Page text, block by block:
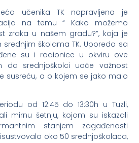
učenika TK napravljena je
na temu “ Kako možemo
zraka u našem gradu?”, koja je
školama TK. Uporedo sa
su i radionice u okviru ove
da srednjoškolci uoče važnost
susreću, a o kojem se jako malo
od 12:45 do 13:30h u Tuzli,
mirnu šetnju, kojom su iskazali
stanjem zagađenosti
oko 50 srednjoškolaca,